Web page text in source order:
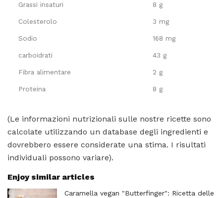
Grassi insaturi 8 g
Colesterolo 3 mg
Sodio 168 mg
carboidrati 43 g
Fibra alimentare 2 g
Proteina 8 g
(Le informazioni nutrizionali sulle nostre ricette sono
calcolate utilizzando un database degli ingredienti e
dovrebbero essere considerate una stima. I risultati
individuali possono variare).
Enjoy similar articles
Caramella vegan "Butterfinger": Ricetta delle